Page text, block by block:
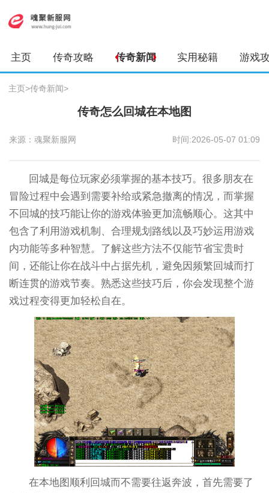
主页 传奇攻略 传奇新闻 实用秘籍 游戏
主页>传奇新闻>
传奇怎么回城在本地图
来源：魂聚新服网 时间:2026-05-07 01:09
回城是每位玩家必须掌握的基本技巧。很多朋友在
冒险过程中会遇到需要补给或紧急撤离的情况，而掌握
不回城的技巧能让你的游戏体验更加流畅顺心。这其中
包含了利用游戏机制、合理规划路线以及巧妙运用游戏
内功能等多种智慧。了解这些方法不仅能节省宝贵时
间，还能让你在战斗中占据先机，避免因频繁回城而打
断连贯的游戏节奏。熟悉这些技巧后，你会发现整个游
戏过程变得更加轻松自在。
在本地图顺利回城而不需要往返奔波，首先需要了